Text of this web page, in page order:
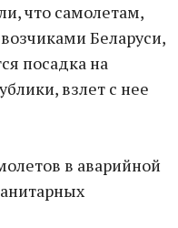
что самолетам,
Беларуси,
посадка на
взлет с нее
в аварийной